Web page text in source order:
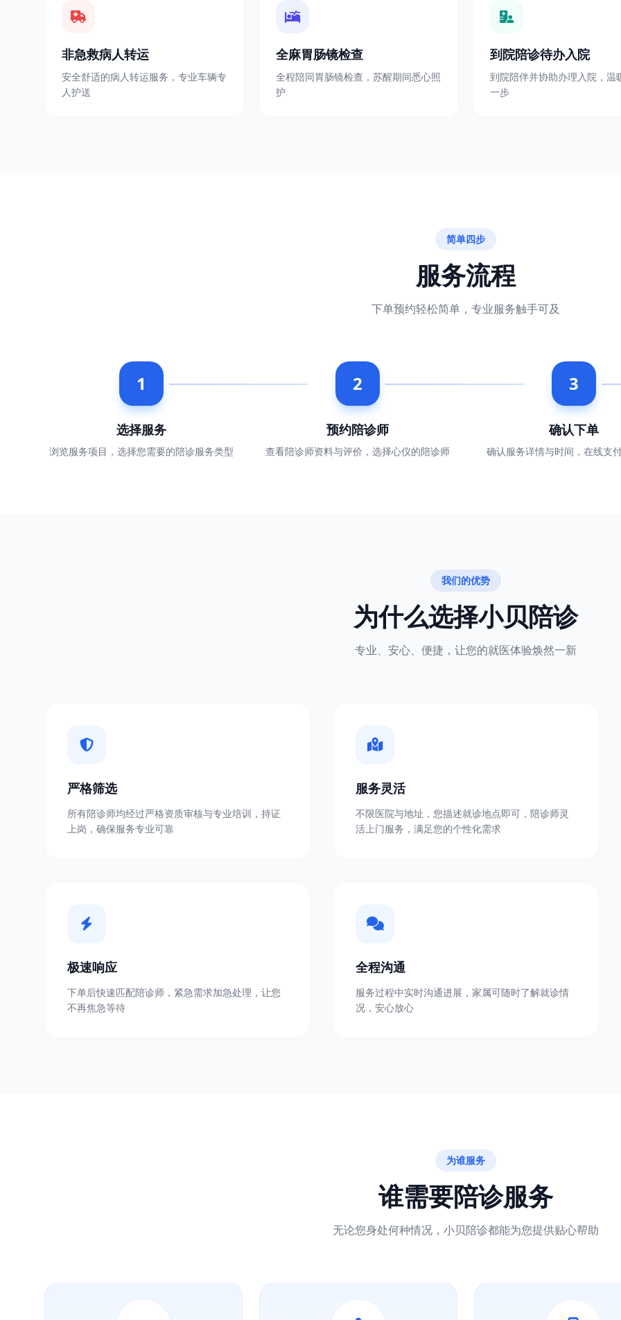
非急救病人转运
安全舒适的病人转运服务，专业车辆专
人护送
全麻胃肠镜检查
全程陪同胃肠镜检查，苏醒期间悉心照
护
到院陪诊待办入院
到院陪伴并协助办理入院，温
一步
简单四步
服务流程
下单预约轻松简单，专业服务触手可及
1
选择服务
浏览服务项目，选择您需要的陪诊服务类型
2
预约陪诊师
查看陪诊师资料与评价，选择心仪的陪诊师
3
确认下单
确认服务详情与时间，在线支
我们的优势
为什么选择小贝陪诊
专业、安心、便捷，让您的就医体验焕然一新
严格筛选
所有陪诊师均经过严格资质审核与专业培训，持证
上岗，确保服务专业可靠
服务灵活
不限医院与地址，您描述就诊地点即可，陪诊师灵
活上门服务，满足您的个性化需求
极速响应
下单后快速匹配陪诊师，紧急需求加急处理，让您
不再焦急等待
全程沟通
服务过程中实时沟通进展，家属可随时了解就诊情
况，安心放心
为谁服务
谁需要陪诊服务
无论您身处何种情况，小贝陪诊都能为您提供贴心帮助